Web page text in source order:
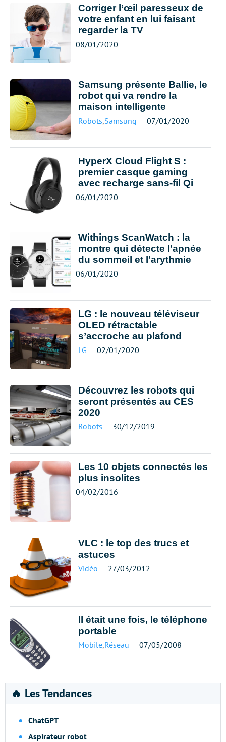
Corriger l’œil paresseux de
votre enfant en lui faisant
regarder la TV
08/01/2020
Samsung présente Ballie, le
robot qui va rendre la
maison intelligente
Robots,Samsung 07/01/2020
HyperX Cloud Flight S :
premier casque gaming
avec recharge sans-fil Qi
06/01/2020
Withings ScanWatch : la
montre qui détecte l’apnée
du sommeil et l’arythmie
06/01/2020
LG : le nouveau téléviseur
OLED rétractable
s’accroche au plafond
LG 02/01/2020
Découvrez les robots qui
seront présentés au CES
2020
Robots 30/12/2019
Les 10 objets connectés les
plus insolites
04/02/2016
VLC : le top des trucs et
astuces
Vidéo 27/03/2012
Il était une fois, le téléphone
portable
Mobile,Réseau 07/05/2008
🔥 Les Tendances
ChatGPT
Aspirateur robot